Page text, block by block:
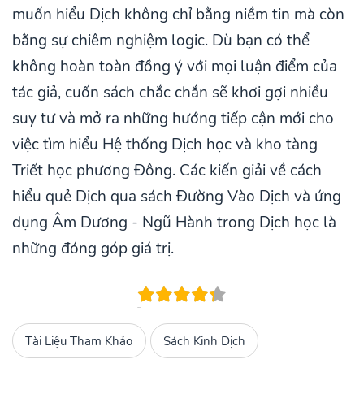
muốn hiểu Dịch không chỉ bằng niềm tin mà còn
bằng sự chiêm nghiệm logic. Dù bạn có thể
không hoàn toàn đồng ý với mọi luận điểm của
tác giả, cuốn sách chắc chắn sẽ khơi gợi nhiều
suy tư và mở ra những hướng tiếp cận mới cho
việc tìm hiểu Hệ thống Dịch học và kho tàng
Triết học phương Đông. Các kiến giải về cách
hiểu quẻ Dịch qua sách Đường Vào Dịch và ứng
dụng Âm Dương - Ngũ Hành trong Dịch học là
những đóng góp giá trị.
Tài Liệu Tham Khảo Sách Kinh Dịch